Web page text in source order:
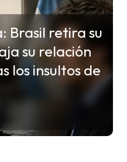
Brasil retira su
su relación
los insultos de